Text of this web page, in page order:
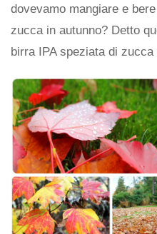
dovevamo mangiare e
zucca in autunno? Detto
birra IPA speziata di zucca